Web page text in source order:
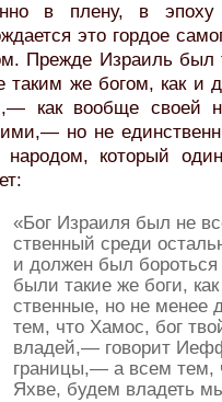
в плену, в эпоху
это гордое
Прежде Израиль был
таким же богом, как и
как вообще своей
но не
который
«Бог Израиля был не
ственный среди
и должен был
были такие же боги,
ственные, но не менее
тем, что Хамос, бог
владей,— говорит
границы,— а всем тем,
Яхве, будем владеть